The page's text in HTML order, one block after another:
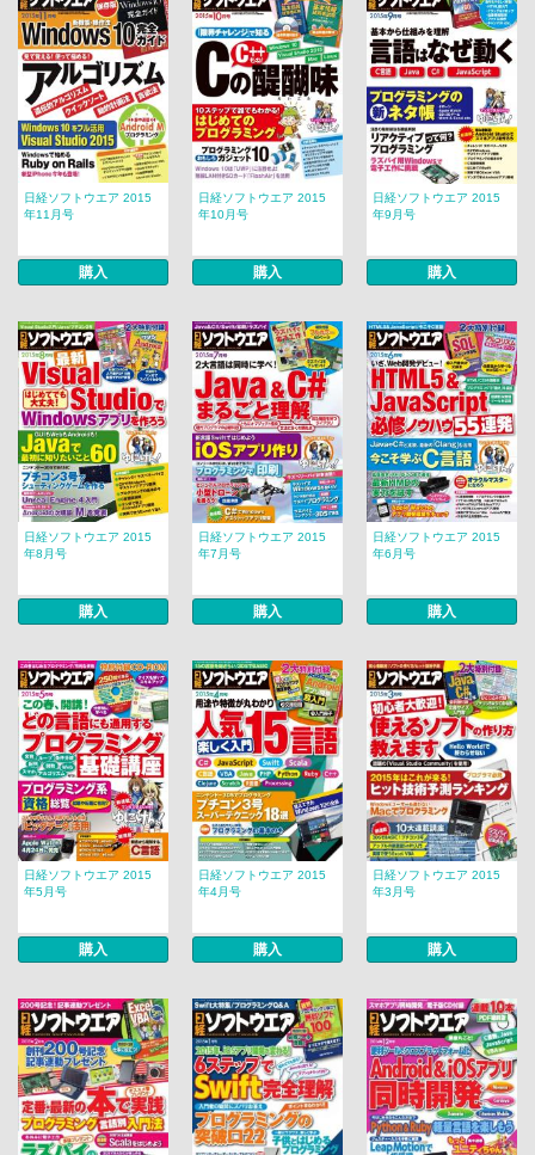
日経ソフトウエア 2015
年11月号
購入
日経ソフトウエア 2015
年10月号
購入
日経ソフトウエア 2015
年9月号
購入
日経ソフトウエア 2015
年8月号
購入
日経ソフトウエア 2015
年7月号
購入
日経ソフトウエア 2015
年6月号
購入
日経ソフトウエア 2015
年5月号
購入
日経ソフトウエア 2015
年4月号
購入
日経ソフトウエア 2015
年3月号
購入